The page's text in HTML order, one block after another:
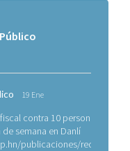
19 Ene
contra 10 personas
semana en Danlí
publicaciones/